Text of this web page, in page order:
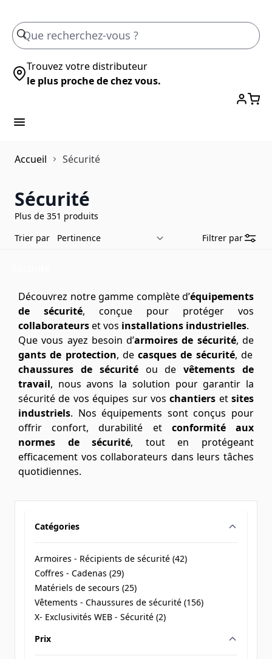
Trouvez votre distributeur
le plus proche de chez vous.
Accueil Sécurité
Sécurité
Plus de 351 produits
Trier par
Filtrer par
Découvrez notre gamme complète d’équipements
de sécurité, conçue pour protéger vos
collaborateurset vos installations industrielles.
Que vous ayez besoin d’armoires de sécurité, de
gants de protection, de casques de sécurité, de
chaussures de sécuritéou devêtements de
travail, nous avons la solution pour garantir la
sécurité de vos équipes sur voschantiers et sites
industriels. Nos équipements sont conçus pour
offrir confort, durabilité et conformité aux
normes de sécurité, tout en protégeant
efficacement vos collaborateurs dans leurs tâches
quotidiennes.
Catégories
Armoires - Récipients de sécurité (42
products available
)
Coffres - Cadenas (29
products available
)
Matériels de secours (25
products available
)
Vêtements - Chaussures de sécurité (156
products available
)
X- Exclusivités WEB - Sécurité (2
products available
)
Prix